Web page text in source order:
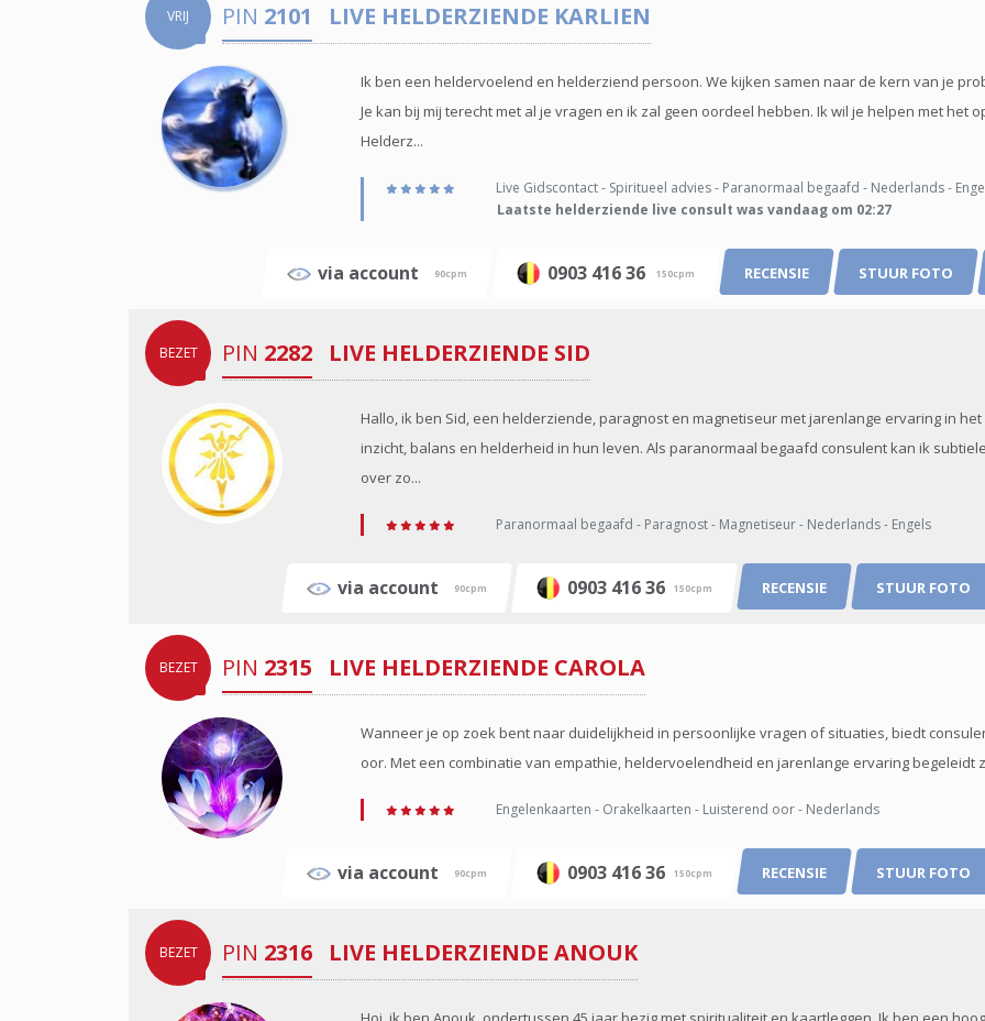
VRIJ PIN 2101 LIVE HELDERZIENDE KARLIEN
Ik ben een heldervoelend en helderziend persoon. We kijken samen naar de kern van je
Je kan bij mij terecht met al je vragen en ik zal geen oordeel hebben. Ik wil je helpen met het
Helderz...
Live Gidscontact - Spiritueel advies - Paranormaal begaafd - Nederlands -
Laatste helderziende live consult was vandaag om 02:27
via account 90cpm 0903 416 36 150cpm RECENSIE STUUR FOTO
BEZET PIN 2282 LIVE HELDERZIENDE SID
Hallo, ik ben Sid, een hel­derziende, paragnost en magnetiseur met jarenlange ervaring in
inzicht, balans en helderheid in hun leven. Als paranormaal begaafd consulent kan ik
over zo...
Paranormaal begaafd - Paragnost - Magnetiseur - Nederlands - Engels
via account 90cpm 0903 416 36 150cpm RECENSIE STUUR FOTO
BEZET PIN 2315 LIVE HELDERZIENDE CAROLA
Wanneer je op zoek bent naar duidelijkheid in persoonlijke vragen of situaties, biedt
oor. Met een combinatie van empathie, heldervoelendheid en jarenlange ervaring begeleidt
Engelenkaarten - Orakelkaarten - Luisterend oor - Nederlands
via account 90cpm 0903 416 36 150cpm RECENSIE STUUR FOTO
BEZET PIN 2316 LIVE HELDERZIENDE ANOUK